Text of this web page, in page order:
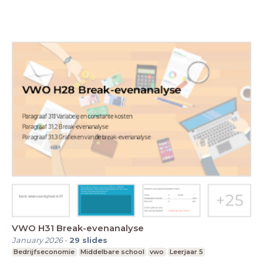
VWO H31 Break-evenanalyse
January 2026- 29 slides
Bedrijfseconomie Middelbare school vwo Leerjaar 5